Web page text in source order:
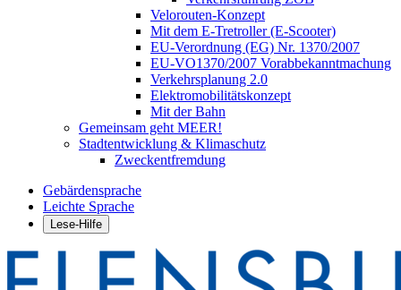
Velorouten-Konzept
Mit dem E-Tretroller (E-Scooter)
EU-Verordnung (EG) Nr. 1370/2007
EU-VO1370/2007 Vorabbekanntmachung
Verkehrsplanung 2.0
Elektromobilitätskonzept
Mit der Bahn
Gemeinsam geht MEER!
Stadtentwicklung & Klimaschutz
Zweckentfremdung
Gebärdensprache
Leichte Sprache
Lese-Hilfe